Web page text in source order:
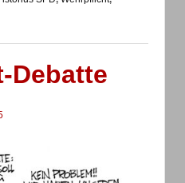
Debatte